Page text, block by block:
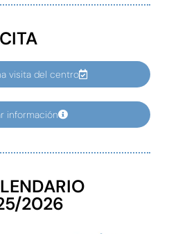
CITA
visita del centro
información
2026